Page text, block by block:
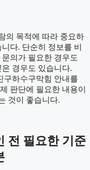
의 목적에 따라 중요하
다. 단순히 정보를 비
의가 필요한 경우도
경우도 있습니다.
구하수구막힘 안내를
판단에 필요한 내용이
것이 좋습니다.
전 필요한 기준